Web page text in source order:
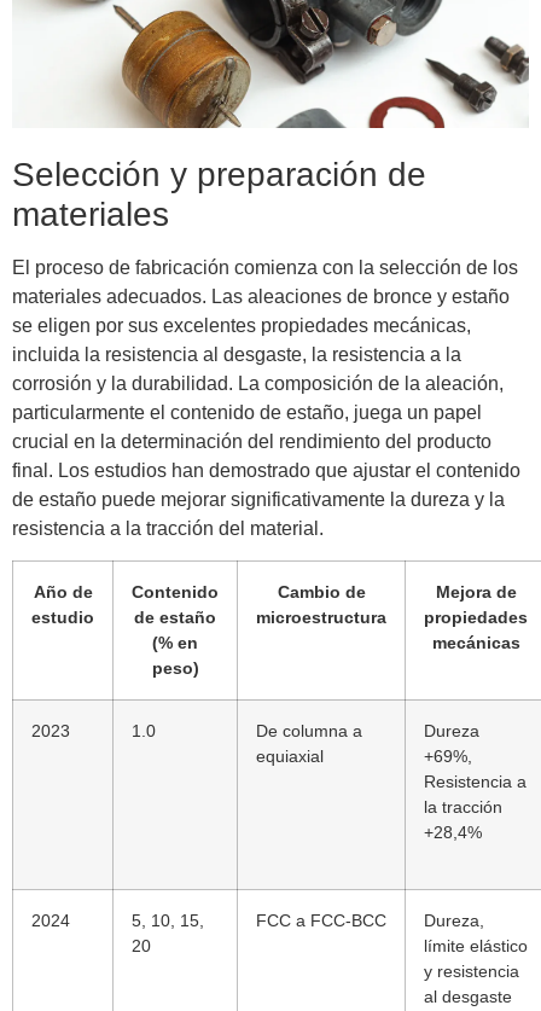
Selección y preparación de
materiales
El proceso de fabricación comienza con la selección de los
materiales adecuados. Las aleaciones de bronce y estaño
se eligen por sus excelentes propiedades mecánicas,
incluida la resistencia al desgaste, la resistencia a la
corrosión y la durabilidad. La composición de la aleación,
particularmente el contenido de estaño, juega un papel
crucial en la determinación del rendimiento del producto
final. Los estudios han demostrado que ajustar el contenido
de estaño puede mejorar significativamente la dureza y la
resistencia a la tracción del material.
Año de
estudio
Contenido
de estaño
(% en
peso)
Cambio de
microestructura
Mejora de
propiedades
mecánicas
2023 1.0
De columna a
equiaxial
Dureza
+69%,
Resistencia a
la tracción
+28,4%
2024
5, 10, 15,
20
FCC a FCC-BCC
Dureza,
límite elástico
y resistencia
al desgaste